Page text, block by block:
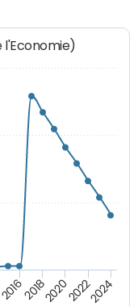
l'Economie)
20162018202020222024